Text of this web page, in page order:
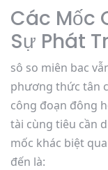
Các Mốc
Sự Phát
sô so miên bac
phương thức tân
công đoạn đông
tài cùng tiêu cần
mốc khác biệt
đến là: